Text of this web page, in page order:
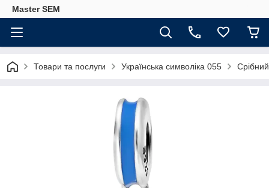
Master SEM
Товари та послуги Українська символіка 055